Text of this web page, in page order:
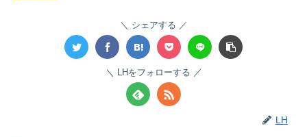
シェアする
LHをフォローする
LH